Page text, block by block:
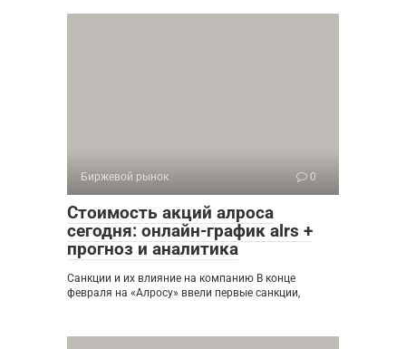
Биржевой рынок 0
Стоимость акций алроса
сегодня: онлайн-график alrs +
прогноз и аналитика
Санкции и их влияние на компанию В конце
февраля на «Алросу» ввели первые санкции,